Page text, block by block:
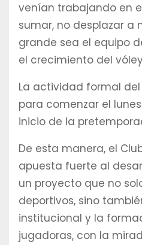
venían trabajando en
sumar, no desplazar a
grande sea el equipo
el crecimiento del
La actividad formal
para comenzar el
inicio de la
De esta manera, el
apuesta fuerte al
un proyecto que no
deportivos, sino
institucional y la
jugadoras, con la